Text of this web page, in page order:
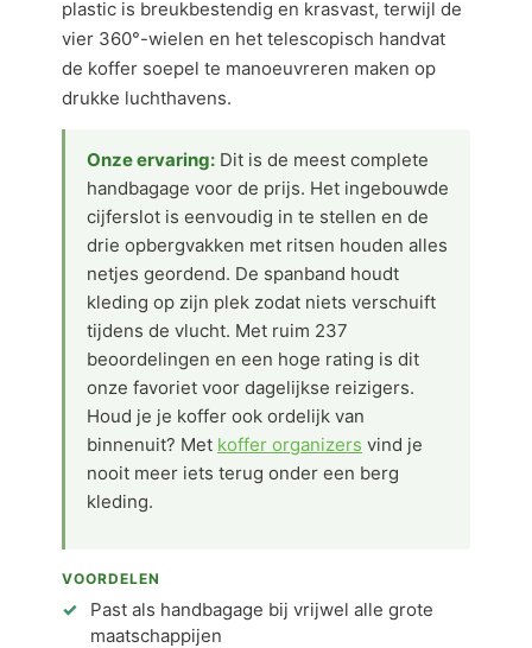
plastic is breukbestendig en krasvast, terwijl de
vier 360°-wielen en het telescopisch handvat
de koffer soepel te manoeuvreren maken op
drukke luchthavens.
Onze ervaring: Dit is de meest complete
handbagage voor de prijs. Het ingebouwde
cijferslot is eenvoudig in te stellen en de
drie opbergvakken met ritsen houden alles
netjes geordend. De spanband houdt
kleding op zijn plek zodat niets verschuift
tijdens de vlucht. Met ruim 237
beoordelingen en een hoge rating is dit
onze favoriet voor dagelijkse reizigers.
Houd je je koffer ook ordelijk van
binnenuit? Met koffer organizers vind je
nooit meer iets terug onder een berg
kleding.
VOORDELEN
Past als handbagage bij vrijwel alle grote
maatschappijen